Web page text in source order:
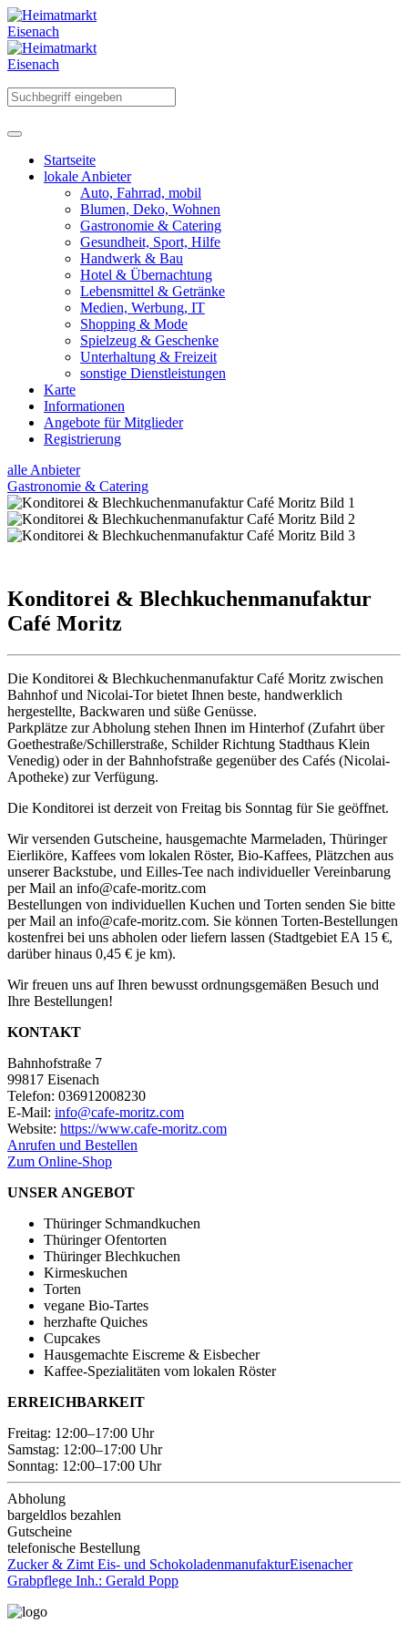
Startseite
lokale Anbieter
Auto, Fahrrad, mobil
Blumen, Deko, Wohnen
Gastronomie & Catering
Gesundheit, Sport, Hilfe
Handwerk & Bau
Hotel & Übernachtung
Lebensmittel & Getränke
Medien, Werbung, IT
Shopping & Mode
Spielzeug & Geschenke
Unterhaltung & Freizeit
sonstige Dienstleistungen
Karte
Informationen
Angebote für Mitglieder
Registrierung
alle Anbieter
Gastronomie & Catering
Konditorei & Blechkuchenmanufaktur
Café Moritz
Die Konditorei & Blechkuchenmanufaktur Café Moritz zwischen
Bahnhof und Nicolai-Tor bietet Ihnen beste, handwerklich
hergestellte, Backwaren und süße Genüsse.
Parkplätze zur Abholung stehen Ihnen im Hinterhof (Zufahrt über
Goethestraße/Schillerstraße, Schilder Richtung Stadthaus Klein
Venedig) oder in der Bahnhofstraße gegenüber des Cafés (Nicolai-
Apotheke) zur Verfügung.
Die Konditorei ist derzeit von Freitag bis Sonntag für Sie geöffnet.
Wir versenden Gutscheine, hausgemachte Marmeladen, Thüringer
Eierliköre, Kaffees vom lokalen Röster, Bio-Kaffees, Plätzchen aus
unserer Backstube, und Eilles-Tee nach individueller Vereinbarung
per Mail an info@cafe-moritz.com
Bestellungen von individuellen Kuchen und Torten senden Sie bitte
per Mail an info@cafe-moritz.com. Sie können Torten-Bestellungen
kostenfrei bei uns abholen oder liefern lassen (Stadtgebiet EA 15 €,
darüber hinaus 0,45 € je km).
Wir freuen uns auf Ihren bewusst ordnungsgemäßen Besuch und
Ihre Bestellungen!
KONTAKT
Bahnhofstraße 7
99817 Eisenach
Telefon: 036912008230
E-Mail: info@cafe-moritz.com
Website: https://www.cafe-moritz.com
Anrufen und Bestellen
Zum Online-Shop
UNSER ANGEBOT
Thüringer Schmandkuchen
Thüringer Ofentorten
Thüringer Blechkuchen
Kirmeskuchen
Torten
vegane Bio-Tartes
herzhafte Quiches
Cupcakes
Hausgemachte Eiscreme & Eisbecher
Kaffee-Spezialitäten vom lokalen Röster
ERREICHBARKEIT
Freitag: 12:00–17:00 Uhr
Samstag: 12:00–17:00 Uhr
Sonntag: 12:00–17:00 Uhr
Abholung
bargeldlos bezahlen
Gutscheine
telefonische Bestellung
Zucker & Zimt Eis- und SchokoladenmanufakturEisenacher
Grabpflege Inh.: Gerald Popp